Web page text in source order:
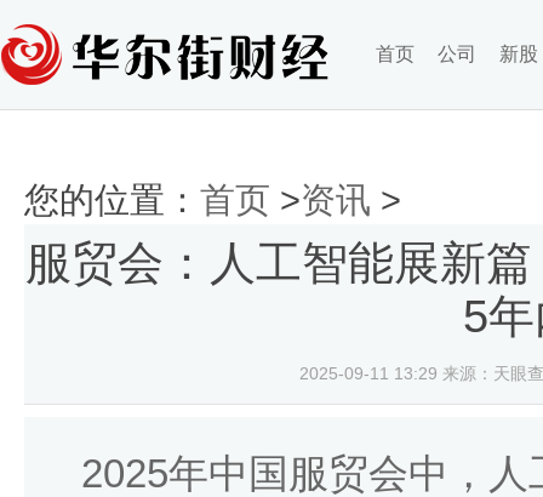
首页 公司 新股
您的位置： 首页 >资讯 >
服贸会：人工智能展新
5
2025-09-11 13:29 来源：天眼
2025年中国服贸会中，